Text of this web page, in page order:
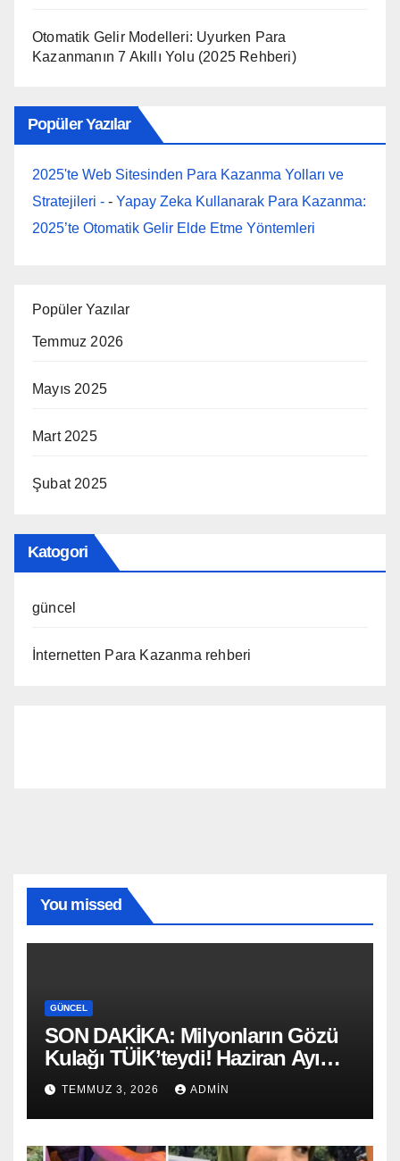
Otomatik Gelir Modelleri: Uyurken Para
Kazanmanın 7 Akıllı Yolu (2025 Rehberi)
Popüler Yazılar
2025'te Web Sitesinden Para Kazanma Yolları ve
Stratejileri - - Yapay Zeka Kullanarak Para Kazanma:
2025’te Otomatik Gelir Elde Etme Yöntemleri
Popüler Yazılar
Temmuz 2026
Mayıs 2025
Mart 2025
Şubat 2025
Katogori
güncel
İnternetten Para Kazanma rehberi
You missed
GÜNCEL
SON DAKİKA: Milyonların Gözü
Kulağı TÜİK’teydi! Haziran Ayı
Enflasyonu Açıklandı: Memur ve
Emekli Zammı Netleşti!
TEMMUZ 3, 2026 ADMIN